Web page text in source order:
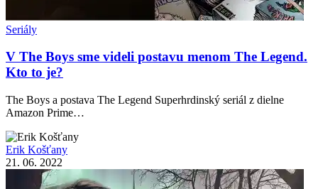
Seriály
V The Boys sme videli postavu menom The Legend.
Kto to je?
The Boys a postava The Legend Superhrdinský seriál z dielne
Amazon Prime…
Erik Košťany
21. 06. 2022